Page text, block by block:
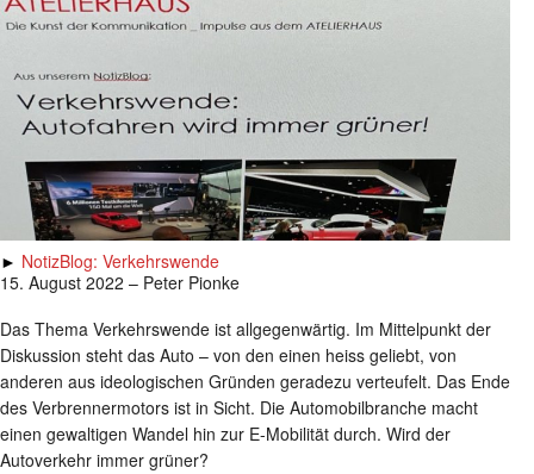
► NotizBlog: Verkehrswende
15. August 2022 – Peter Pionke
Das Thema Verkehrswende ist allgegenwärtig. Im Mittelpunkt der
Diskussion steht das Auto – von den einen heiss geliebt, von
anderen aus ideologischen Gründen geradezu verteufelt. Das Ende
des Verbrennermotors ist in Sicht. Die Automobilbranche macht
einen gewaltigen Wandel hin zur E-Mobilität durch. Wird der
Autoverkehr immer grüner?